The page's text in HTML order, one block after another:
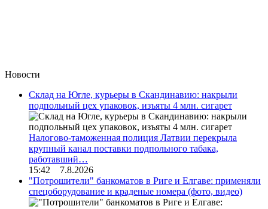
Новости
Склад на Югле, курьеры в Скандинавию: накрыли
подпольный цех упаковок, изъяты 4 млн. сигарет
Налогово-таможенная полиция Латвии перекрыла
крупный канал поставки подпольного табака,
работавший…
15:42 7.8.2026
"Потрошители" банкоматов в Риге и Елгаве: применяли
спецоборудование и краденые номера (фото, видео)